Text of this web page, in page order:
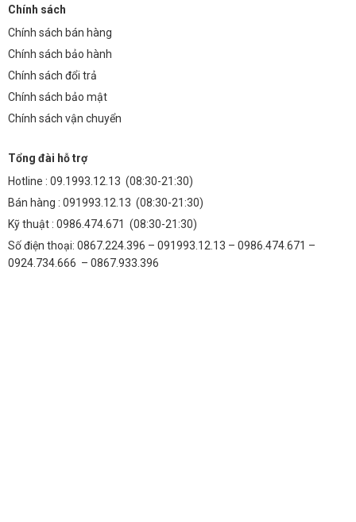
Chính sách
Chính sách bán hàng
Chính sách bảo hành
Chính sách đổi trả
Chính sách bảo mật
Chính sách vận chuyển
Tổng đài hỗ trợ
Hotline : 09.1993.12.13 (08:30-21:30)
Bán hàng : 091993.12.13 (08:30-21:30)
Kỹ thuật : 0986.474.671 (08:30-21:30)
Số điện thoại: 0867.224.396 – 091993.12.13 – 0986.474.671 –
0924.734.666 – 0867.933.396